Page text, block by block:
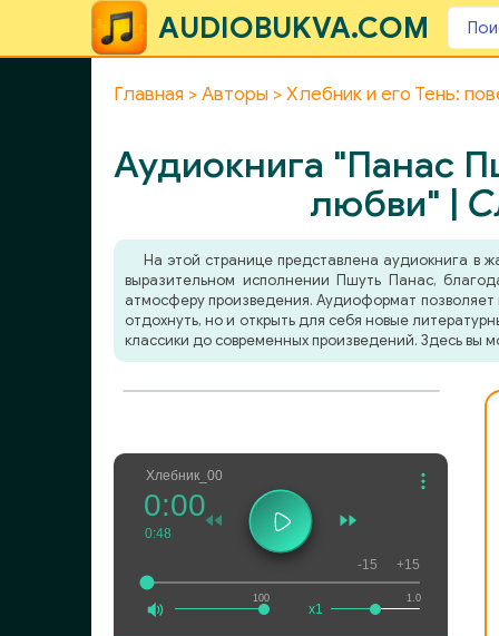
AUDIOBUKVA.COM
Главная Авторы Хлебник и его Тень:
Аудиокнига "Панас
любви" |
На этой странице представлена аудиокнига в
выразительном исполнении Пшуть Панас,
атмосферу произведения. Аудиоформат позволяет
отдохнуть, но и открыть для себя новые
классики до современных произведений. Здесь вы
Хлебник_00
100
0:00
0:48
1.0
x1
-15 +15